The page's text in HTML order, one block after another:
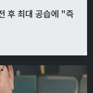
후 최대 공습에 "즉